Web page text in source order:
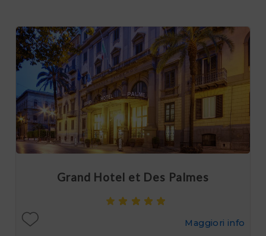
Grand Hotel et Des Palmes
Maggiori info